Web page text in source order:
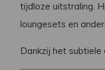
tijdloze uitstraling.
loungesets en
Dankzij het